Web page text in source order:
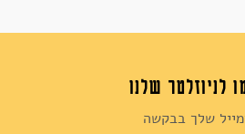
לניוזלטר שלנו